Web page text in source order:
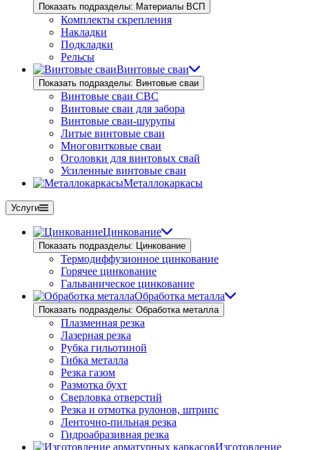
Показать подразделы: Материалы ВСП
Комплекты скрепления
Накладки
Подкладки
Рельсы
Винтовые сваи
Показать подразделы: Винтовые сваи
Винтовые сваи СВС
Винтовые сваи для забора
Винтовые сваи-шурупы
Литые винтовые сваи
Многовитковые сваи
Оголовки для винтовых свай
Усиленные винтовые сваи
Металлокаркасы
Услуги
Цинкование
Показать подразделы: Цинкование
Термодиффузионное цинкование
Горячее цинкование
Гальваническое цинкование
Обработка металла
Показать подразделы: Обработка металла
Плазменная резка
Лазерная резка
Рубка гильотиной
Гибка металла
Резка газом
Размотка бухт
Сверловка отверстий
Резка и отмотка рулонов, штрипс
Ленточно-пильная резка
Гидроабразивная резка
Изготовление